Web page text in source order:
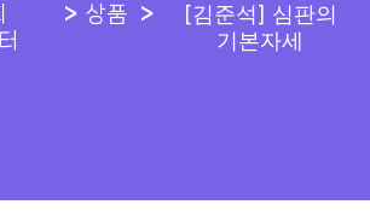
상품
[김준석] 심판의
기본자세